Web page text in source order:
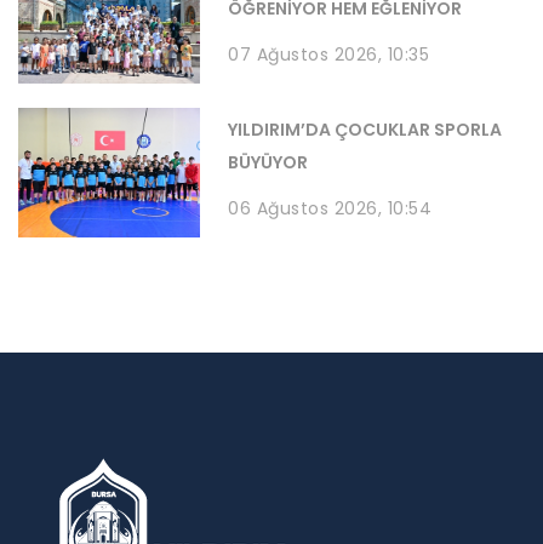
ÖĞRENİYOR HEM EĞLENİYOR
07 Ağustos 2026, 10:35
YILDIRIM’DA ÇOCUKLAR SPORLA
BÜYÜYOR
06 Ağustos 2026, 10:54